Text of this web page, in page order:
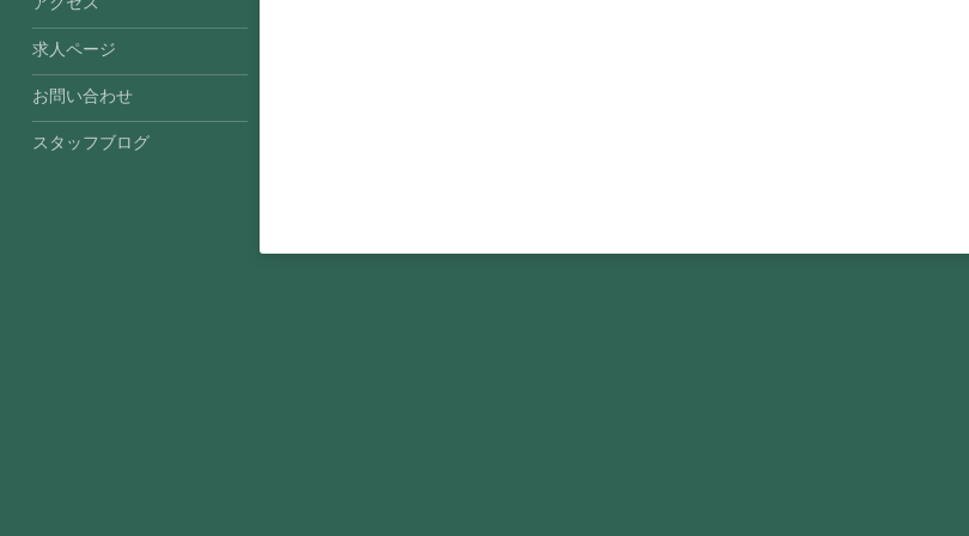
アクセス
求人ページ
お問い合わせ
スタッフブログ